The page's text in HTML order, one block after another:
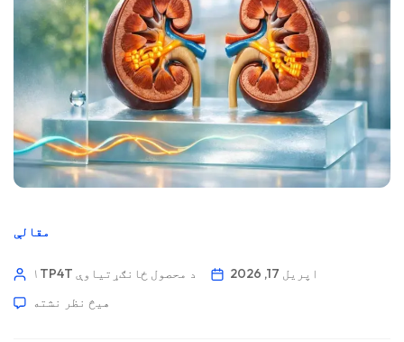
مقالې
۱TP4T د محصول ځانګړتیاوې
اپریل 17, 2026
هیڅ نظر نشته